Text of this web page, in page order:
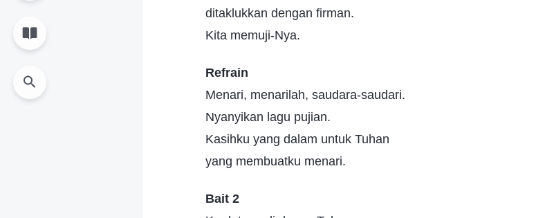
ditaklukkan dengan firman.
Kita memuji-Nya.
Refrain
Menari, menarilah, saudara-saudari.
Nyanyikan lagu pujian.
Kasihku yang dalam untuk Tuhan
yang membuatku menari.
Bait 2